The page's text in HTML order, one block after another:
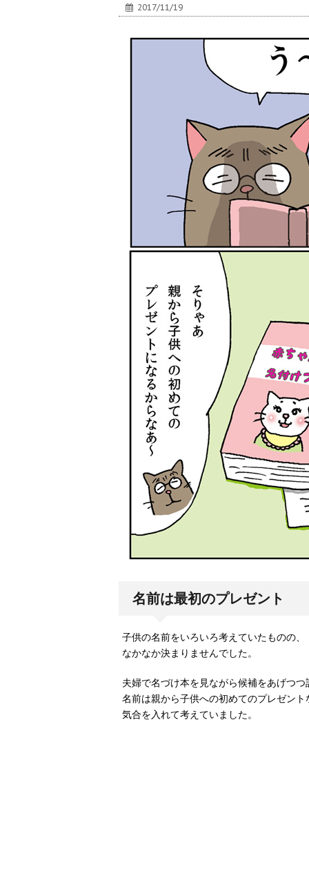
2017/11/19
名前は最初のプレゼント
子供の名前をいろいろ考えていたものの、
なかなか決まりませんでした。
夫婦で名づけ本を見ながら候補をあげつつ
名前は親から子供への初めてのプレゼント
気合を入れて考えていました。